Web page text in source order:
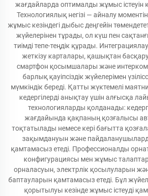
жағдайларда оптималды жұмыс істеуін
Технологиялық негізі — айналу моментін
жұмыс кезіндегі дыбыс деңгейін
жүйелерінен тұрады, ол күш пен
тиімді тепе-теңдік құрады.
жеткізу карталары, қашықтан
смартфон қосымшалары және интерком
барлық қауіпсіздік жүйелерімен
мүмкіндік береді. Қатты жүктемелі
кедергілерді анықтау үшін алғысқа
технологияларды қолданады:
жағдайында қақпаның қозғалысы
тоқтатылады немесе кері бағытта
зақымдануын және
қамтамасыз етеді. Профессионалды
конфигурациясы мен жұмыс
орналасуын, электрлік қосылуларын
баптауларын қамтамасыз етеді. Бұл
қорытылуы кезінде жұмыс істеуді